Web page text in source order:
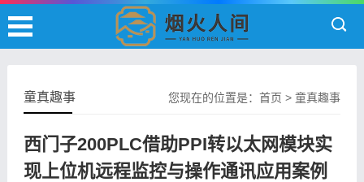
您现在的位置是：首页 >童真趣事
童真趣事
西门子200PLC借助PPI转以太网模块实
现上位机远程监控与操作通讯应用案例